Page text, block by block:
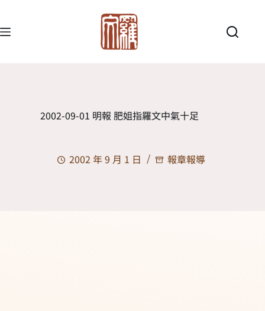
2002-09-01 明報 肥姐指羅文中氣十足
2002 年 9 月 1 日 報章報導